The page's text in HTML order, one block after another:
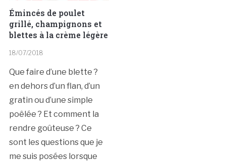
Émincés de poulet
grillé, champignons et
blettes à la crème légère
18/07/2018
Que faire d’une blette ?
en dehors d’un flan, d’un
gratin ou d’une simple
poêlée ? Et comment la
rendre goûteuse ? Ce
sont les questions que je
me suis posées lorsque